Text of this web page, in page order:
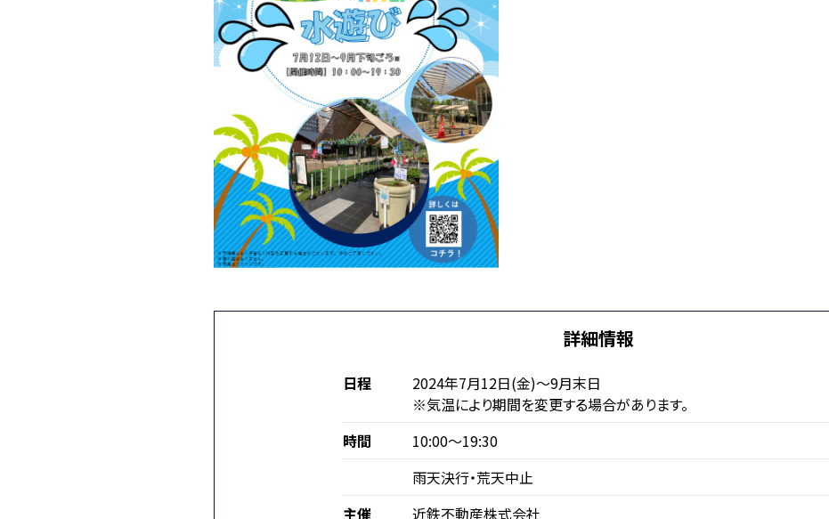
詳細情報
日程
2024年7月12日(金)～9月末日
※気温により期間を変更する場合があります。
時間
10:00～19:30
雨天決行・荒天中止
主催
近鉄不動産株式会社